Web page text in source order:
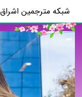
شبکه مترجمین اشراق